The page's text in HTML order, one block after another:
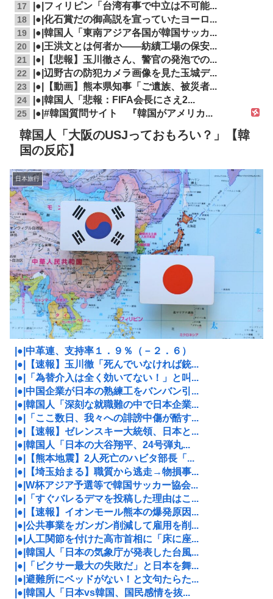
17 |●|フィリピン「台湾有事で中立は不可能...
18 |●|化石賞だの御高説を宣っていたヨーロ...
19 |●|韓国人「東南アジア各国が韓国サッカ...
20 |●|王洪文とは何者か——紡績工場の保安...
21 |●|【悲報】玉川徹さん、警官の発泡での...
22 |●|辺野古の防犯カメラ画像を見た玉城デ...
23 |●|【動画】熊本県知事「ご遺族、被災者...
24 |●|韓国人「悲報：FIFA会長にさえ2...
25 |●|#韓国質問サイト 『韓国がアメリカ...
韓国人「大阪のUSJっておもろい？」【韓
国の反応】
日本旅行
|●|中革連、支持率１．９％（－２．６）
|●|【速報】玉川徹「死んでいなければ銃...
|●|「為替介入は全く効いてない！」と叫...
|●|中国企業が日本の熟練工をバンバン引...
|●|韓国人「深刻な就職難の中で日本企業...
|●|「ここ数日、我々への誹謗中傷が酷す...
|●|【速報】ゼレンスキー大統領、日本と...
|●|韓国人「日本の大谷翔平、24号弾丸...
|●|【熊本地震】2人死亡のハビタ部長「...
|●|【埼玉始まる】職質から逃走→物損事...
|●|W杯アジア予選等で韓国サッカー協会...
|●|「すぐバレるデマを投稿した理由はこ...
|●|【速報】イオンモール熊本の爆発原因...
|●|公共事業をガンガン削減して雇用を削...
|●|人工関節を付けた高市首相に「床に座...
|●|韓国人「日本の気象庁が発表した台風...
|●|「ピクサー最大の失敗だ」と日本を舞...
|●|避難所にベッドがない！と文句たらた...
|●|韓国人「日本vs韓国、国民感情を抜...